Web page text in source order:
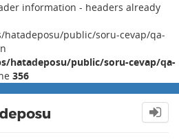
information - headers already
public/soru-cevap/qa-
hatadeposu/public/soru-cevap/qa-
356